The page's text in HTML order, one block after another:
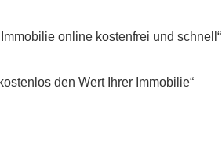
online kostenfrei und schnell“
den Wert Ihrer Immobilie“